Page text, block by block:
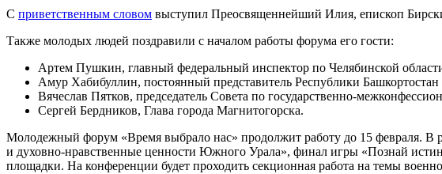
С приветственным словом выступил Преосвященнейший Илия, епископ
Также молодых людей поздравили с началом работы форума его гости:
Артем Пушкин, главный федеральный инспектор по Челябинской
Амур Хабибуллин, постоянный представитель Республики Башкортостан
Вячеслав Пятков, председатель Совета по государственно-
Сергей Бердников, Глава города Магнитогорска.
Молодежный форум «Время выбрало нас» продолжит работу до 15 февраля. В
и духовно-нравственные ценности Южного Урала», финал игры «Познай
площадки. На конференции будет проходить секционная работа на темы